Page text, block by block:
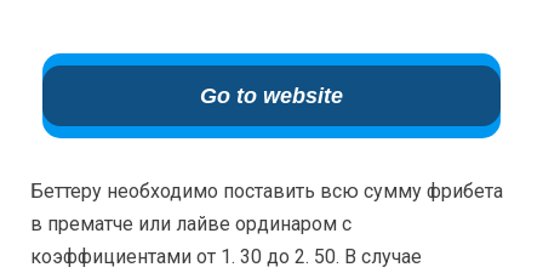
Go to website
Беттеру необходимо поставить всю сумму фрибета
в прематче или лайве ординаром с
коэффициентами от 1. 30 до 2. 50. В случае